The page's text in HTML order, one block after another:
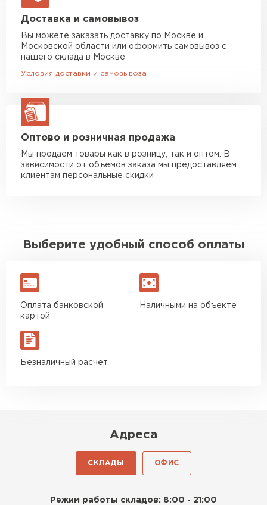
Машина до 20 тн до 80 м3
Манипулятор до 5 тн
макс. длина груза 6 м
от 7 000 руб
макс. длина груза 8 м
Манипулятор до 20 тн
макс. длина груза 13,5 м
ЗАКАЗАТЬ С ДОСТАВКОЙ
Доставка и самовывоз
Вы можете заказать доставку по Москве и
Московской области или оформить самовывоз с
нашего склада в Москве
Условия доставки и самовывоза
Оптово и розничная продажа
Мы продаем товары как в розницу, так и оптом. В
зависимости от объемов заказа мы предоставляем
клиентам персональные скидки
Выберите удобный способ оплаты
Оплата банковской
картой
Наличными на объекте
Безналичный расчёт
Адреса
СКЛАДЫ ОФИС
Режим работы складов: 8:00 - 21:00